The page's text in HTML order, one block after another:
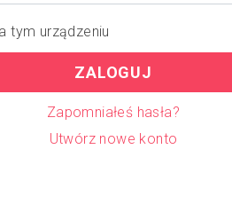
tym urządzeniu
ZALOGUJ
Zapomniałeś hasła?
Utwórz nowe konto